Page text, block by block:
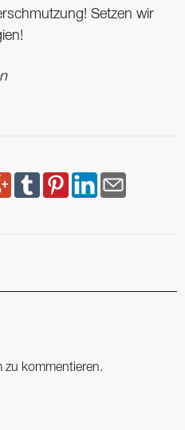
Setzen wir
zu kommentieren.